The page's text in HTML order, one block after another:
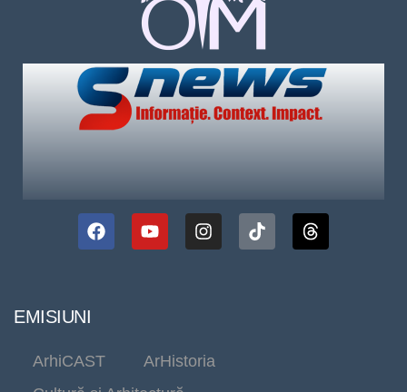
EMISIUNI
ArhiCAST
ArHistoria